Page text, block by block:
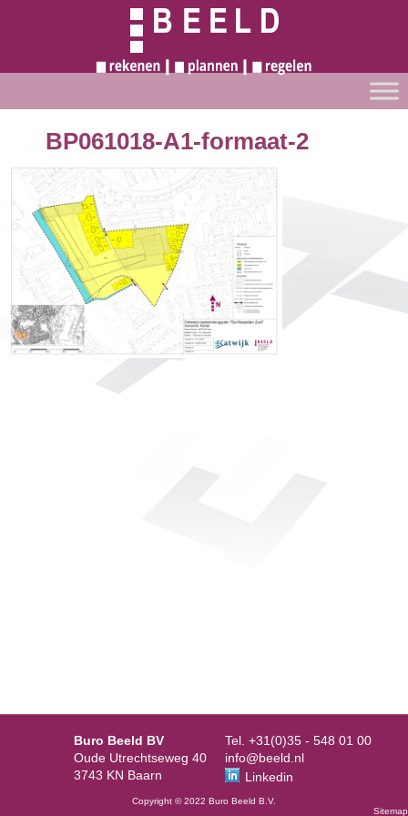
BP061018-A1-formaat-2
Buro Beeld BV
Oude Utrechtseweg 40
3743 KN Baarn
Tel. +31(0)35 - 548 01 00
info@beeld.nl
Linkedin
Copyright © 2022 Buro Beeld B.V.
Sitemap